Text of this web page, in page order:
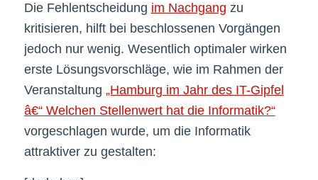
Die Fehlentscheidung im Nachgang zu
kritisieren, hilft bei beschlossenen Vorgängen
jedoch nur wenig. Wesentlich optimaler wirken
erste Lösungsvorschläge, wie im Rahmen der
Veranstaltung „Hamburg im Jahr des IT-Gipfel
â€“ Welchen Stellenwert hat die Informatik?“
vorgeschlagen wurde, um die Informatik
attraktiver zu gestalten: